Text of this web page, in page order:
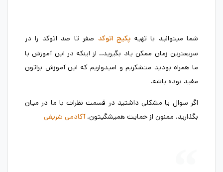
شما میتوانید با تهیه پکیج اتوکد صفر تا صد اتوکد را در
سریعترین زمان ممکن یاد بگیرید.. از اینکه در این آموزش با
ما همراه بودید متشکریم و امیدواریم که این آموزش براتون
مفید بوده باشه.
اگر سوال یا مشکلی داشتید در قسمت نظرات با ما در میان
بگذارید. ممنون از حمایت همیشگیتون.آکادمی شریفی